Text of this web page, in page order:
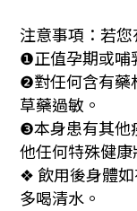
注意事項：若
❶正值孕期或哺
❷對任何含有藥
草藥過敏。
❸本身患有其他
他任何特殊健
❖ 飲用後身體
多喝清水。